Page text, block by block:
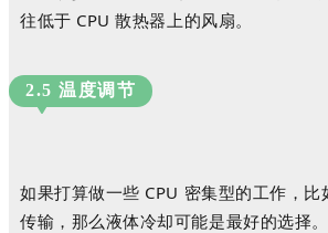
往低于 CPU 散热器上的风扇。
2.5 温度调节
如果打算做一些 CPU 密集型的工作，
传输，那么液体冷却可能是最好的选择。